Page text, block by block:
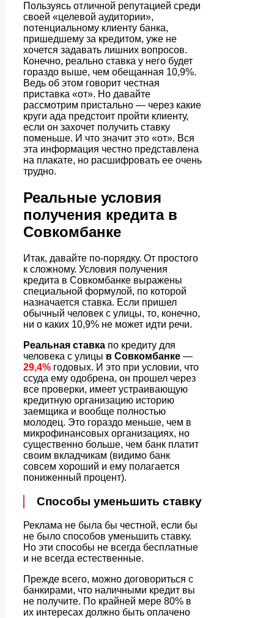
Пользуясь отличной репутацией среди
своей «целевой аудитории»,
потенциальному клиенту банка,
пришедшему за кредитом, уже не
хочется задавать лишних вопросов.
Конечно, реально ставка у него будет
гораздо выше, чем обещанная 10,9%.
Ведь об этом говорит честная
приставка «от». Но давайте
рассмотрим пристально — через какие
круги ада предстоит пройти клиенту,
если он захочет получить ставку
поменьше. И что значит это «от». Вся
эта информация честно представлена
на плакате, но расшифровать ее очень
трудно.
Реальные условия
получения кредита в
Совкомбанке
Итак, давайте по-порядку. От простого
к сложному. Условия получения
кредита в Совкомбанке выражены
специальной формулой, по которой
назначается ставка. Если пришел
обычный человек с улицы, то, конечно,
ни о каких 10,9% не может идти речи.
Реальная ставка по кредиту для
человека с улицы в Совкомбанке —
29,4% годовых. И это при условии, что
ссуда ему одобрена, он прошел через
все проверки, имеет устраивающую
кредитную организацию историю
заемщика и вообще полностью
молодец. Это гораздо меньше, чем в
микрофинансовых организациях, но
существенно больше, чем банк платит
своим вкладчикам (видимо банк
совсем хороший и ему полагается
пониженный процент).
Способы уменьшить ставку
Реклама не была бы честной, если бы
не было способов уменьшить ставку.
Но эти способы не всегда бесплатные
и не всегда естественные.
Прежде всего, можно договориться с
банкирами, что наличными кредит вы
не получите. По крайней мере 80% в
их интересах должно быть оплачено